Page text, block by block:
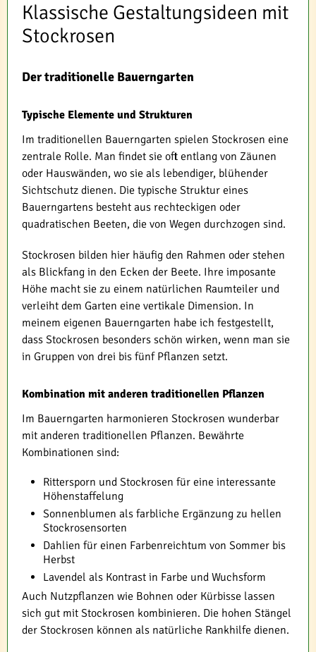
Klassische Gestaltungsideen mit
Stockrosen
Der traditionelle Bauerngarten
Typische Elemente und Strukturen
Im traditionellen Bauerngarten spielen Stockrosen eine
zentrale Rolle. Man findet sie oft entlang von Zäunen
oder Hauswänden, wo sie als lebendiger, blühender
Sichtschutz dienen. Die typische Struktur eines
Bauerngartens besteht aus rechteckigen oder
quadratischen Beeten, die von Wegen durchzogen sind.
Stockrosen bilden hier häufig den Rahmen oder stehen
als Blickfang in den Ecken der Beete. Ihre imposante
Höhe macht sie zu einem natürlichen Raumteiler und
verleiht dem Garten eine vertikale Dimension. In
meinem eigenen Bauerngarten habe ich festgestellt,
dass Stockrosen besonders schön wirken, wenn man sie
in Gruppen von drei bis fünf Pflanzen setzt.
Kombination mit anderen traditionellen Pflanzen
Im Bauerngarten harmonieren Stockrosen wunderbar
mit anderen traditionellen Pflanzen. Bewährte
Kombinationen sind:
Rittersporn und Stockrosen für eine interessante
Höhenstaffelung
Sonnenblumen als farbliche Ergänzung zu hellen
Stockrosensorten
Dahlien für einen Farbenreichtum von Sommer bis
Herbst
Lavendel als Kontrast in Farbe und Wuchsform
Auch Nutzpflanzen wie Bohnen oder Kürbisse lassen
sich gut mit Stockrosen kombinieren. Die hohen Stängel
der Stockrosen können als natürliche Rankhilfe dienen.